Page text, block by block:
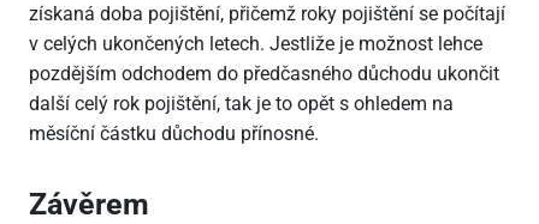
získaná doba pojištění, přičemž roky pojištění se počítají
v celých ukončených letech. Jestliže je možnost lehce
pozdějším odchodem do předčasného důchodu ukončit
další celý rok pojištění, tak je to opět s ohledem na
měsíční částku důchodu přínosné.
Závěrem